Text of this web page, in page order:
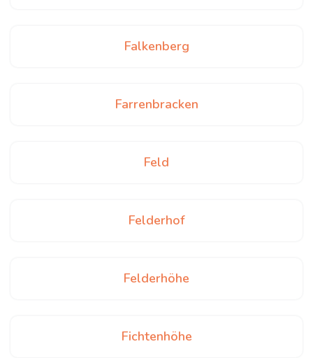
Falkenberg
Farrenbracken
Feld
Felderhof
Felderhöhe
Fichtenhöhe